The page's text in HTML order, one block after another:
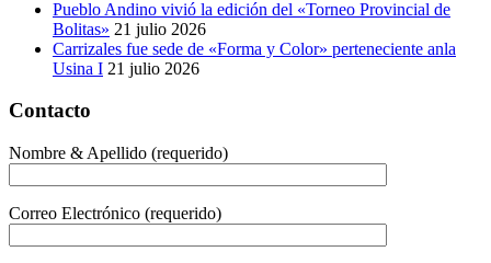
Pueblo Andino vivió la edición del «Torneo Provincial de
Bolitas» 21 julio 2026
Carrizales fue sede de «Forma y Color» perteneciente anla
Usina I 21 julio 2026
Contacto
Nombre & Apellido (requerido)
Correo Electrónico (requerido)